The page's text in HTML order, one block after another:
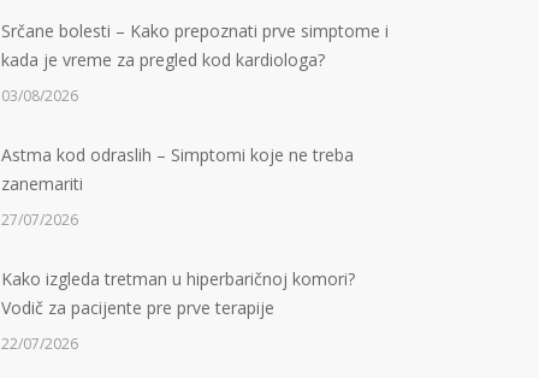
Srčane bolesti – Kako prepoznati prve simptome i
kada je vreme za pregled kod kardiologa?
03/08/2026
Astma kod odraslih – Simptomi koje ne treba
zanemariti
27/07/2026
Kako izgleda tretman u hiperbaričnoj komori?
Vodič za pacijente pre prve terapije
22/07/2026